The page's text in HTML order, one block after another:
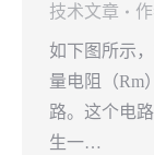
技术文章 作
如下图所示
量电阻（Rm
路。这个电
生一…